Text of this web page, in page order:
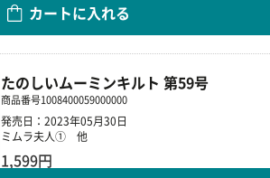
カートに入れる
たのしいムーミンキルト 第59号
商品番号1008400059000000
発売日：2023年05月30日
ミムラ夫人① 他
1,599円